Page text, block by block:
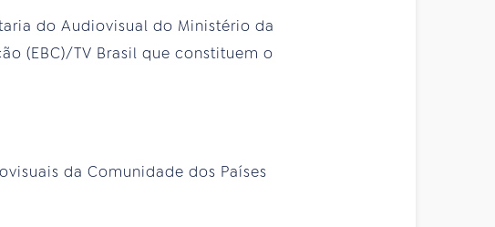
do Audiovisual do Ministério da
(EBC)/TV Brasil que constituem o
da Comunidade dos Países